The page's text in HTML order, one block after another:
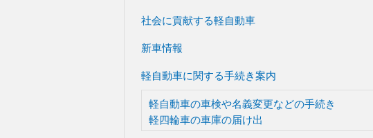
社会に貢献する軽自動車
新車情報
軽自動車に関する手続き案内
軽自動車の車検や名義変更などの手続き
軽四輪車の車庫の届け出